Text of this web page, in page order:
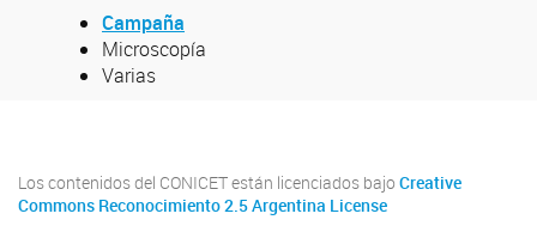
Campaña
Microscopía
Varias
Los contenidos del CONICET están licenciados bajo Creative
Commons Reconocimiento 2.5 Argentina License